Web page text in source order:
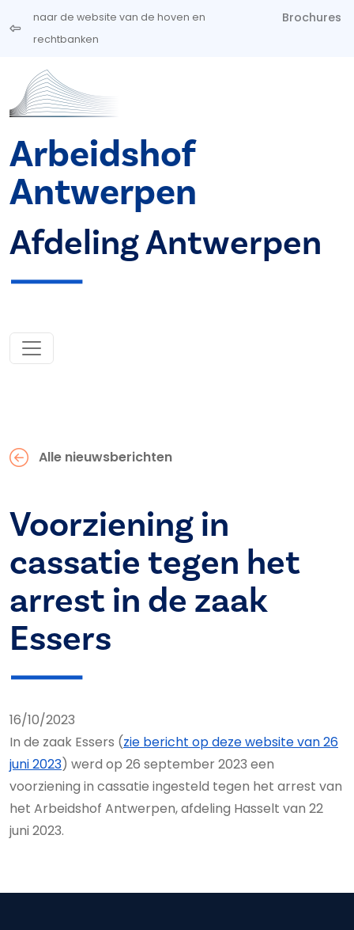
Overslaan en naar de inhoud gaan
naar de website van de hoven en
rechtbanken
Brochures
Arbeidshof
Antwerpen
Afdeling Antwerpen
Alle nieuwsberichten
Voorziening in
cassatie tegen het
arrest in de zaak
Essers
16/10/2023
In de zaak Essers (zie bericht op deze website van 26
juni 2023) werd op 26 september 2023 een
voorziening in cassatie ingesteld tegen het arrest van
het Arbeidshof Antwerpen, afdeling Hasselt van 22
juni 2023.